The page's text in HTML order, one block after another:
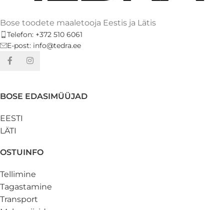
Bose toodete maaletooja Eestis ja Lätis
Telefon: +372 510 6061
E-post: info@tedra.ee
BOSE EDASIMÜÜJAD
EESTI
LÄTI
OSTUINFO
Tellimine
Tagastamine
Transport